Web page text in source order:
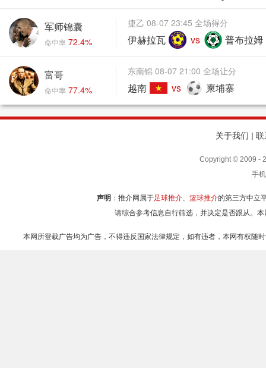
军师锦囊
命中率 72.4%
捷乙 08-07 23:45 全场得分
伊赫拉瓦 vs 普布拉姆
富哥
命中率 77.4%
东南锦 08-07 21:00 全场让分
越南 vs 柬埔寨
关于我们 | 联
Copyright © 2009 -
手
声明 ：推介网属于足球推介、 篮球推介的第三方中立
请综合参考信息自行筛选，并决定是否跟从。
本网所登载广告均为广告，不得违反国家法律规定，如有违者，本网有权随